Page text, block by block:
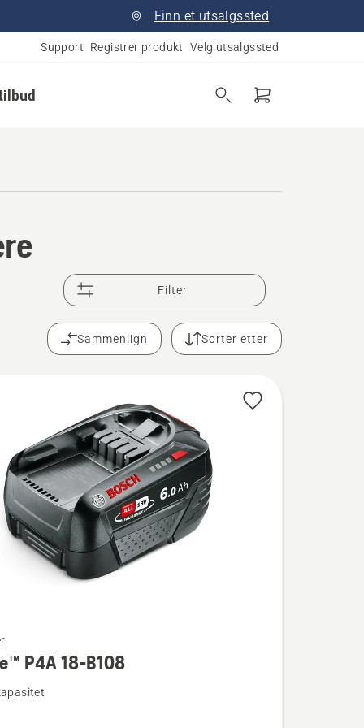
Finn et utsalgssted
Support Registrer produkt Velg utsalgssted
Filter
Sammenlign Sorter etter
P4A 18-B108